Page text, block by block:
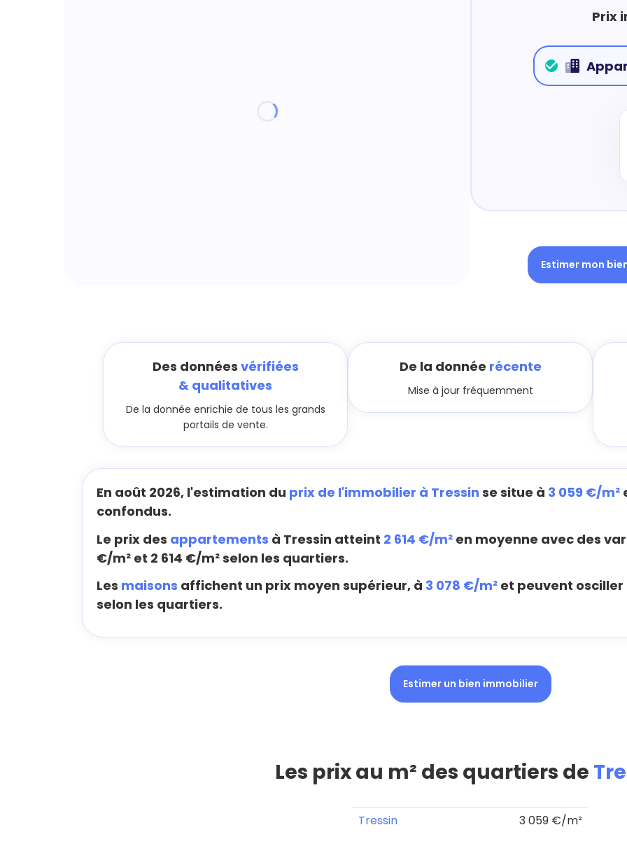
Prix
Estimer mon
Des données vérifiées
& qualitatives
De la donnée enrichie de tous les grands
portails de vente.
De la donnée récente
Mise à jour fréquemment
En août 2026, l'estimation du prix de l'immobilier à Tressin se situe à 3 059 €/m²
confondus.
Le prix des appartements à Tressin atteint 2 614 €/m² en moyenne avec des
€/m² et 2 614 €/m² selon les quartiers.
Les maisons affichent un prix moyen supérieur, à 3 078 €/m² et peuvent osciller
selon les quartiers.
Estimer un bien immobilier
Les prix au m² des quartiers de
Tressin 3 059 €/m²